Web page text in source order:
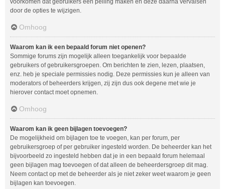
voorkomen dat gebruikers een peiling maken en deze daarna vervalsen
door de opties te wijzigen.
Omhoog
Waarom kan ik een bepaald forum niet openen?
Sommige forums zijn mogelijk alleen toegankelijk voor bepaalde
gebruikers of gebruikersgroepen. Om berichten te zien, lezen, plaatsen,
enz. heb je speciale permissies nodig. Deze permissies kun je alleen van
moderators of beheerders krijgen, zij zijn dus ook degene met wie je
hierover contact moet opnemen.
Omhoog
Waarom kan ik geen bijlagen toevoegen?
De mogelijkheid om bijlagen toe te voegen, kan per forum, per
gebruikersgroep of per gebruiker ingesteld worden. De beheerder kan het
bijvoorbeeld zo ingesteld hebben dat je in een bepaald forum helemaal
geen bijlagen mag toevoegen of dat alleen de beheerdersgroep dit mag.
Neem contact op met de beheerder als je niet zeker weet waarom je geen
bijlagen kan toevoegen.